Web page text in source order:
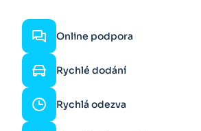
Online podpora
Rychlé dodání
Rychlá odezva